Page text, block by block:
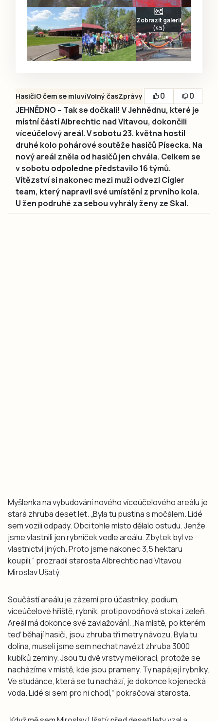
Zobrazit galerii
(45)
HasičiO čem se mluvíVolný časZprávy 0
0
JEHNĚDNO – Tak se dočkali! V Jehnědnu, které je
místní částí Albrechtic nad Vltavou, dokončili
víceúčelový areál. V sobotu 23. května hostil
druhé kolo pohárové soutěže hasičů Písecka. Na
nový areál zněla od hasičů jen chvála. Celkem se
v sobotu odpoledne představilo 16 týmů.
Vítězství si nakonec mezi muži odvezl Cígler
team, který napravil své umístění z prvního kola.
U žen podruhé za sebou vyhrály ženy ze Skal.
Myšlenka na vybudování nového víceúčelového areálu je
stará zhruba deset let. „Byla tu pustina s močálem. Lidé
sem vozili odpady. Obci tohle místo dělalo ostudu. Jenže
jsme vlastnili jen rybníček vedle areálu. Zbytek byl ve
vlastnictví jiných. Proto jsme nakonec 3,5 hektaru
koupili,“ prozradil starosta Albrechtic nad Vltavou
Miroslav Ušatý.
Součástí areálu je zázemí pro účastníky, podium,
víceúčelové hřiště, rybník, protipovodňová stoka i zeleň.
Areál má dokonce své zavlažování. „Na místě, po kterém
teď běhají hasiči, jsou zhruba tři metry návozu. Byla tu
dolina, museli jsme sem nechat navézt zhruba 3000
kubíků zeminy. Jsou tu dvě vrstvy meliorací, protože se
nacházíme v místě, kde jsou prameny. Ty napájejí rybníky.
Ve studánce, která se tu nachází, je dokonce kojenecká
voda. Lidé si sem pro ni chodí,“ pokračoval starosta.